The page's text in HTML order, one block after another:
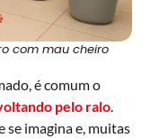
com mau cheiro
é comum o
pelo ralo.
se imagina e, muitas